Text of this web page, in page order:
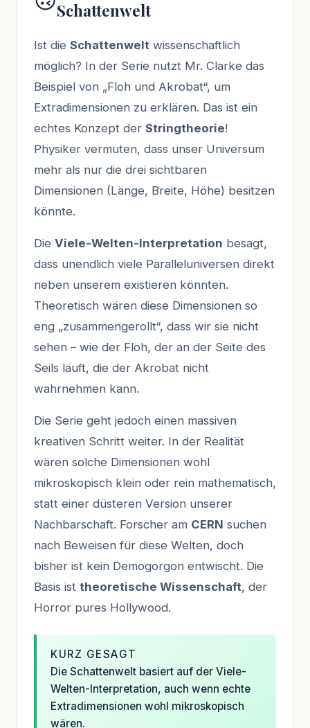
Schattenwelt
Ist die Schattenwelt wissenschaftlich
möglich? In der Serie nutzt Mr. Clarke das
Beispiel von „Floh und Akrobat“, um
Extradimensionen zu erklären. Das ist ein
echtes Konzept der Stringtheorie!
Physiker vermuten, dass unser Universum
mehr als nur die drei sichtbaren
Dimensionen (Länge, Breite, Höhe) besitzen
könnte.
Die Viele-Welten-Interpretation besagt,
dass unendlich viele Paralleluniversen direkt
neben unserem existieren könnten.
Theoretisch wären diese Dimensionen so
eng „zusammengerollt“, dass wir sie nicht
sehen – wie der Floh, der an der Seite des
Seils läuft, die der Akrobat nicht
wahrnehmen kann.
Die Serie geht jedoch einen massiven
kreativen Schritt weiter. In der Realität
wären solche Dimensionen wohl
mikroskopisch klein oder rein mathematisch,
statt einer düsteren Version unserer
Nachbarschaft. Forscher am CERN suchen
nach Beweisen für diese Welten, doch
bisher ist kein Demogorgon entwischt. Die
Basis ist theoretische Wissenschaft, der
Horror pures Hollywood.
KURZ GESAGT
Die Schattenwelt basiert auf der Viele-
Welten-Interpretation, auch wenn echte
Extradimensionen wohl mikroskopisch
wären.